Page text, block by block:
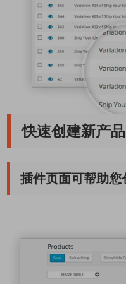
快速创建新产品
插件页面可帮助您